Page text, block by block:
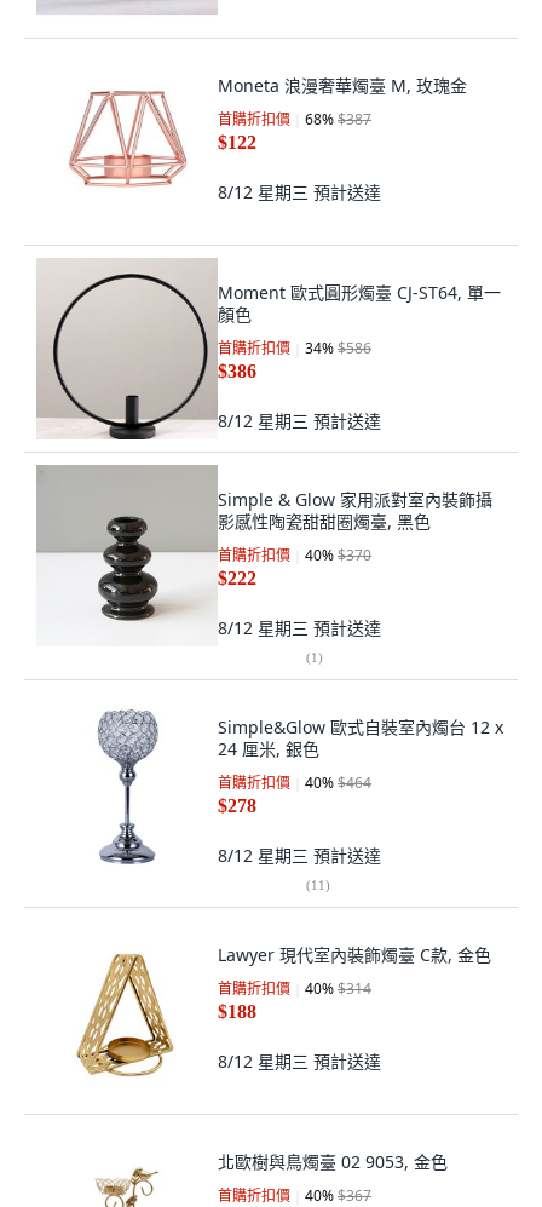
Moneta 浪漫奢華燭臺 M, 玫瑰金
首購折扣價 68%$387
$122
8/12 星期三 預計送達
Moment 歐式圓形燭臺 CJ-ST64, 單一
顏色
首購折扣價 34%$586
$386
8/12 星期三 預計送達
Simple & Glow 家用派對室內裝飾攝
影感性陶瓷甜甜圈燭臺, 黑色
首購折扣價 40%$370
$222
8/12 星期三 預計送達
(1)
Simple&Glow 歐式自裝室內燭台 12 x
24 厘米, 銀色
首購折扣價 40%$464
$278
8/12 星期三 預計送達
(11)
Lawyer 現代室內裝飾燭臺 C款, 金色
首購折扣價 40%$314
$188
8/12 星期三 預計送達
北歐樹與鳥燭臺 02 9053, 金色
首購折扣價 40%$367